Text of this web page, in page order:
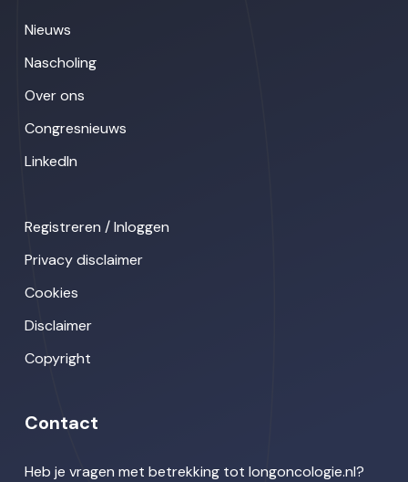
Nieuws
Nascholing
Over ons
Congresnieuws
LinkedIn
Registreren / Inloggen
Privacy disclaimer
Cookies
Disclaimer
Copyright
Contact
Heb je vragen met betrekking tot longoncologie.nl?